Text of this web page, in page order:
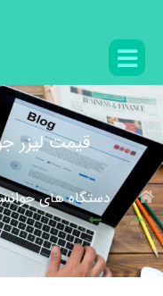
قیمت لیزر
دستگاه های